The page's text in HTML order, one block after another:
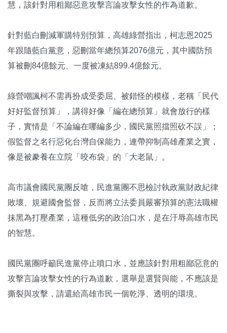
慧，該針對用粗鄙惡意攻擊言論攻擊女性的作為道歉。
針對藍白刪減軍購特別預算，高雄綠營指出，柯志恩2025
年跟隨藍白黨意，惡刪當年總預算2076億元，其中國防預
算被刪84億餘元、一度被凍結899.4億餘元。
綠營嘲諷柯不需再扮成受委屈、被錯怪的模樣，老稱「民代
好好監督預算」，講得好像「編在總預算」就會放行的樣
子，實情是「不論編在哪編多少，國民黨照擋照砍不誤」；
假監督之名行惡化台灣自保能力，連帶抑制高雄產業之實，
像是被豢養在立院「咬布袋」的「大老鼠」。
高市議會國民黨團反嗆，民進黨團不思檢討執政黨財政紀律
敗壞、規避國會監督，反而將立法委員嚴審預算的憲法職權
抹黑為打壓產業，這種低劣的政治口水，是在汙辱高雄市民
的智慧。
國民黨團呼籲民進黨停止噴口水，並應該針對用粗鄙惡意的
攻擊言論攻擊女性的行為道歉，選舉是選賢與能，不應該是
撕裂與攻擊，請還給高雄市民一個乾淨、透明的環境。